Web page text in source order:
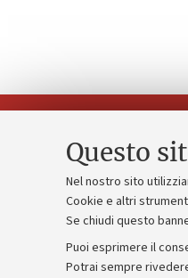
Questo
Nel nostro sito
Cookie e altri
Se chiudi questo
Puoi esprimere il
Potrai sempre
Contatti e PEC
Uffici
Lavora con noi